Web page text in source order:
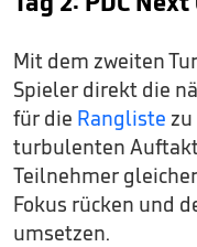
Mit dem zweiten
Spieler direkt die
für die Rangliste
turbulenten
Teilnehmer
Fokus rücken und
umsetzen.